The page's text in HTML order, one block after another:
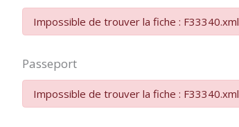
Impossible de trouver la fiche : F33340.xml
Passeport
Impossible de trouver la fiche : F33340.xml